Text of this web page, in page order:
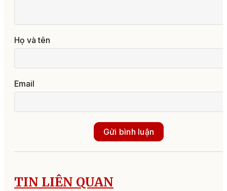
Họ và tên
Email
Gửi bình luận
TIN LIÊN QUAN